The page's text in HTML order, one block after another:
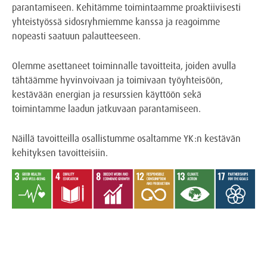
parantamiseen. Kehitämme toimintaamme proaktiivisesti
yhteistyössä sidosryhmiemme kanssa ja reagoimme
nopeasti saatuun palautteeseen.
Olemme asettaneet toiminnalle tavoitteita, joiden avulla
tähtäämme hyvinvoivaan ja toimivaan työyhteisöön,
kestävään energian ja resurssien käyttöön sekä
toimintamme laadun jatkuvaan parantamiseen.
Näillä tavoitteilla osallistumme osaltamme YK:n kestävän
kehityksen tavoitteisiin.